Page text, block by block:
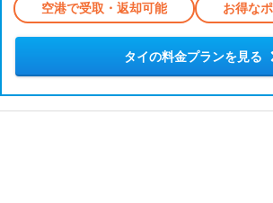
空港で受取・返却可能 お得な
タイの料金プランを見る